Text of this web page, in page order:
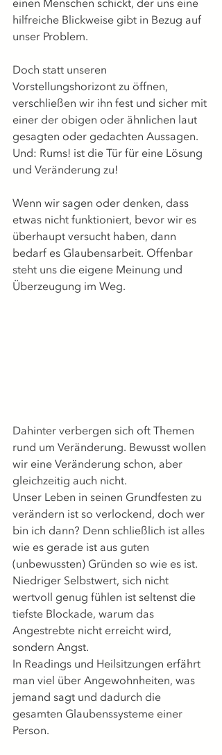
einen Menschen schickt, der uns eine
hilfreiche Blickweise gibt in Bezug auf
unser Problem.
Doch statt unseren
Vorstellungshorizont zu öffnen,
verschließen wir ihn fest und sicher mit
einer der obigen oder ähnlichen laut
gesagten oder gedachten Aussagen.
Und: Rums! ist die Tür für eine Lösung
und Veränderung zu!
Wenn wir sagen oder denken, dass
etwas nicht funktioniert, bevor wir es
überhaupt versucht haben, dann
bedarf es Glaubensarbeit. Offenbar
steht uns die eigene Meinung und
Überzeugung im Weg.
Dahinter verbergen sich oft Themen
rund um Veränderung. Bewusst wollen
wir eine Veränderung schon, aber
gleichzeitig auch nicht.
Unser Leben in seinen Grundfesten zu
verändern ist so verlockend, doch wer
bin ich dann? Denn schließlich ist alles
wie es gerade ist aus guten
(unbewussten) Gründen so wie es ist.
Niedriger Selbstwert, sich nicht
wertvoll genug fühlen ist seltenst die
tiefste Blockade, warum das
Angestrebte nicht erreicht wird,
sondern Angst.
In Readings und Heilsitzungen erfährt
man viel über Angewohnheiten, was
jemand sagt und dadurch die
gesamten Glaubenssysteme einer
Person.